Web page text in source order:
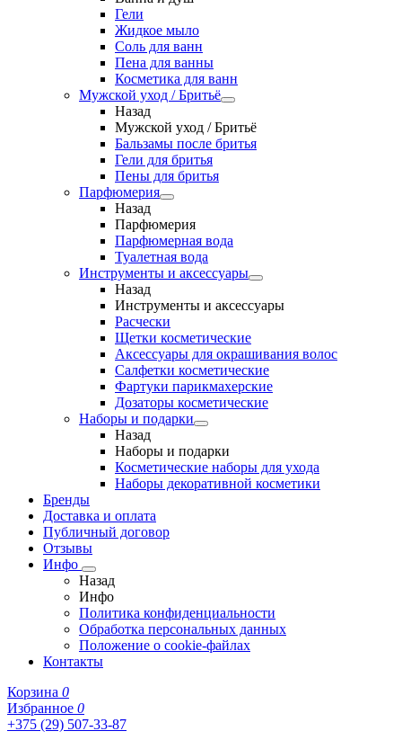
Гели
Жидкое мыло
Соль для ванн
Пена для ванны
Косметика для ванн
Мужской уход / Бритьё
Назад
Мужской уход / Бритьё
Бальзамы после бритья
Гели для бритья
Пены для бритья
Парфюмерия
Назад
Парфюмерия
Парфюмерная вода
Туалетная вода
Инструменты и аксессуары
Назад
Инструменты и аксессуары
Расчески
Щетки косметические
Аксессуары для окрашивания волос
Салфетки косметические
Фартуки парикмахерские
Дозаторы косметические
Наборы и подарки
Назад
Наборы и подарки
Косметические наборы для ухода
Наборы декоративной косметики
Бренды
Доставка и оплата
Публичный договор
Отзывы
Инфо
Назад
Инфо
Политика конфиденциальности
Обработка персональных данных
Положение о cookie-файлах
Контакты
Корзина 0
Избранное 0
+375 (29) 507-33-87